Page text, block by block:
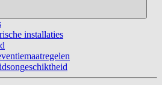
installaties